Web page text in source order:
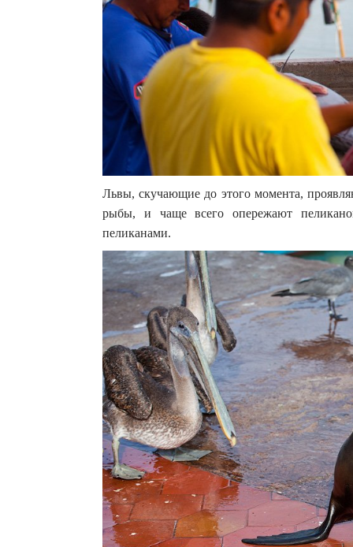
Львы, скучающие до этого момента,
рыбы, и чаще всего опережают
пеликанами.